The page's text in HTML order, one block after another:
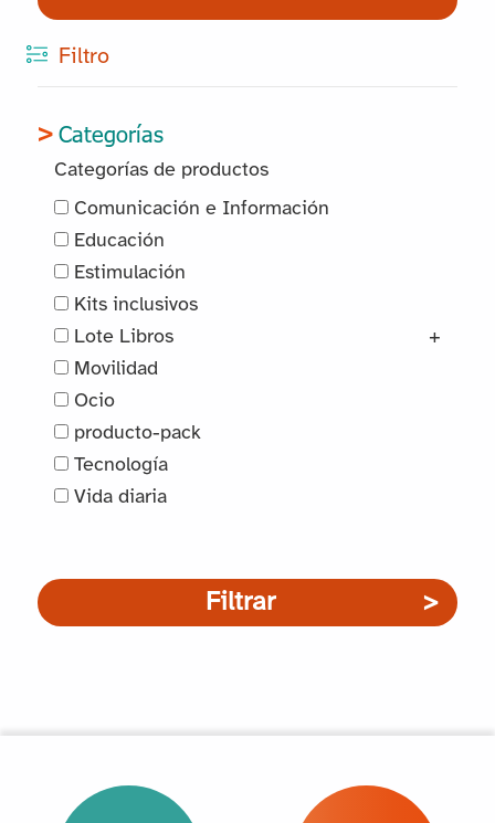
Filtro
Categorías
Categorías de productos
Comunicación e Información
Educación
Estimulación
Kits inclusivos
Lote Libros
+
Movilidad
Ocio
producto-pack
Tecnología
Vida diaria
Filtrar